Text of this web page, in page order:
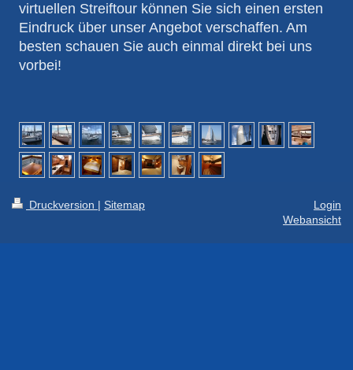
virtuellen Streiftour können Sie sich einen ersten
Eindruck über unser Angebot verschaffen. Am
besten schauen Sie auch einmal direkt bei uns
vorbei!
Druckversion | Sitemap
Login
Webansicht